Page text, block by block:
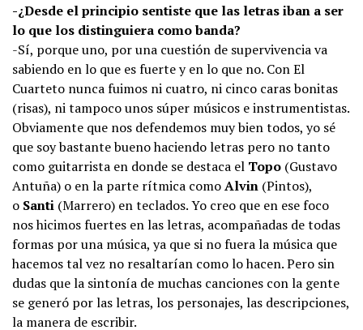
-¿Desde el principio sentiste que las letras iban a ser
lo que los distinguiera como banda?
-Sí, porque uno, por una cuestión de supervivencia va
sabiendo en lo que es fuerte y en lo que no. Con El
Cuarteto nunca fuimos ni cuatro, ni cinco caras bonitas
(risas), ni tampoco unos súper músicos e instrumentistas.
Obviamente que nos defendemos muy bien todos, yo sé
que soy bastante bueno haciendo letras pero no tanto
como guitarrista en donde se destaca el Topo (Gustavo
Antuña) o en la parte rítmica comoAlvin (Pintos),
o Santi (Marrero) en teclados. Yo creo que en ese foco
nos hicimos fuertes en las letras, acompañadas de todas
formas por una música, ya que si no fuera la música que
hacemos tal vez no resaltarían como lo hacen. Pero sin
dudas que la sintonía de muchas canciones con la gente
se generó por las letras, los personajes, las descripciones,
la manera de escribir.